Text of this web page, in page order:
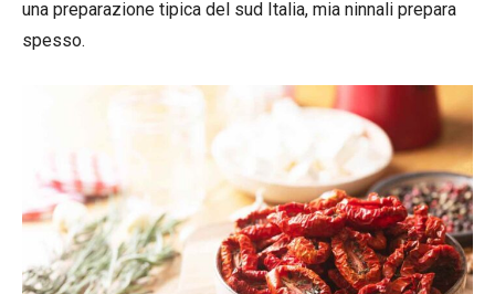
una preparazione tipica del sud Italia, mia ninnali prepara
spesso.